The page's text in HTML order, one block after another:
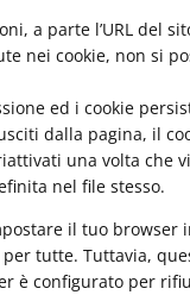
a parte l’URL del
nei cookie, non si
ed i cookie
dalla pagina, il
una volta che
nel file stesso.
il tuo
tutte. Tuttavia,
è configurato per